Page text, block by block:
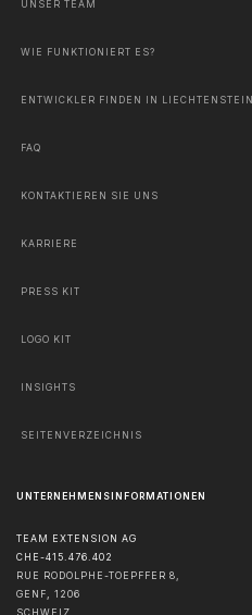
UNSER TEAM
WIE FUNKTIONIERT ES?
ENTWICKLER FINDEN IN LIECHTENSTEIN
FAQ
KONTAKTIEREN SIE UNS
KARRIERE
PRESS KIT
LOGO KIT
INSIGHTS
SEITENVERZEICHNIS
UNTERNEHMENSINFORMATIONEN
TEAM EXTENSION AG
CHE-415.476.402
RUE RODOLPHE-TOEPFFER 8,
GENF, 1206